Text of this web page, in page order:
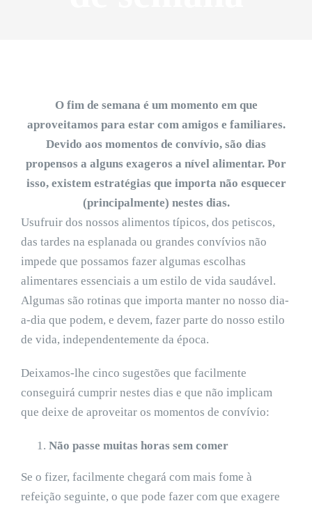
O fim de semana é um momento em que
aproveitamos para estar com amigos e familiares.
Devido aos momentos de convívio, são dias
propensos a alguns exageros a nível alimentar. Por
isso, existem estratégias que importa não esquecer
(principalmente) nestes dias.
Usufruir dos nossos alimentos típicos, dos petiscos,
das tardes na esplanada ou grandes convívios não
impede que possamos fazer algumas escolhas
alimentares essenciais a um estilo de vida saudável.
Algumas são rotinas que importa manter no nosso dia-
a-dia que podem, e devem, fazer parte do nosso estilo
de vida, independentemente da época.
Deixamos-lhe cinco sugestões que facilmente
conseguirá cumprir nestes dias e que não implicam
que deixe de aproveitar os momentos de convívio:
Não passe muitas horas sem comer
Se o fizer, facilmente chegará com mais fome à
refeição seguinte, o que pode fazer com que exagere